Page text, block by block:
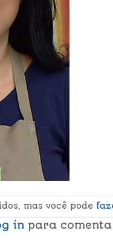
mas você pode
in para